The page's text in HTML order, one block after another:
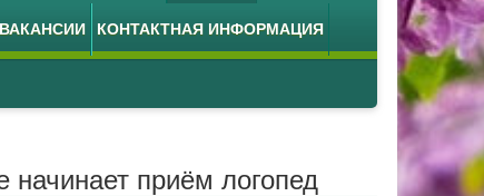
ВАКАНСИИ КОНТАКТНАЯ ИНФОРМАЦИЯ
приём логопед